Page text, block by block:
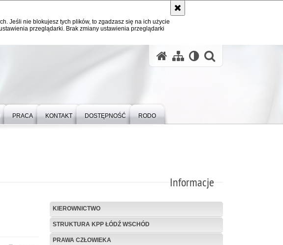
Jeśli nie blokujesz tych plików, to zgadzasz się na ich użycie
przeglądarki. Brak zmiany ustawienia przeglądarki
PRACA KONTAKT DOSTĘPNOŚĆ RODO
Informacje
KIEROWNICTWO
STRUKTURA KPP ŁÓDŹ WSCHÓD
PRAWA CZŁOWIEKA